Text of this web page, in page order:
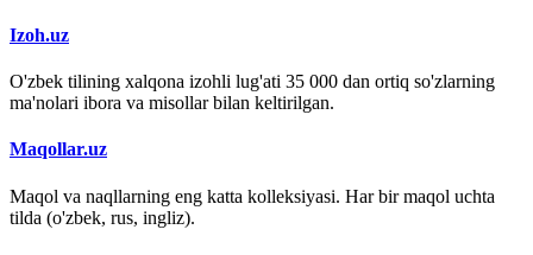
Izoh.uz
O'zbek tilining xalqona izohli lug'ati 35 000 dan ortiq so'zlarning
ma'nolari ibora va misollar bilan keltirilgan.
Maqollar.uz
Maqol va naqllarning eng katta kolleksiyasi. Har bir maqol uchta
tilda (o'zbek, rus, ingliz).